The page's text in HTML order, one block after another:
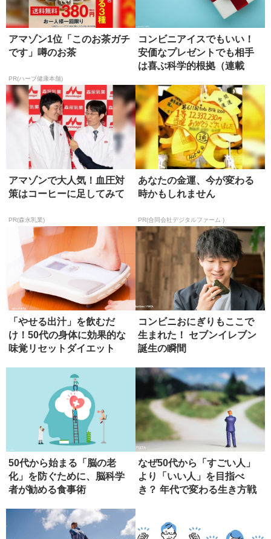
アマゾン1位「このお茶ガチ
です」噂のお茶
PR(ハーブ健康本舗)
コンビニアイスでもいい！
安価なプレゼントでも相手
は喜ぶ科学的根拠（連載
アマゾンで大人気！血圧対
策はコーヒーに足してみて
PR(森永乳業)
あなたの金運、今が変わる
時かもしれません
PR(合同会社デジタルファーム )
「やせる出汁」を飲むだ
け！50代の身体に効果的な
味覚リセットダイエット
コンビニおにぎりもここで
生まれた！ セブンイレブン
誕生の瞬間
50代から始まる「脳の老
化」を防ぐために、脳科学
者が勧める食事術
なぜ50代から「すごい人」
より「いい人」を目指べ
き？ 年代で変わる生き方戦